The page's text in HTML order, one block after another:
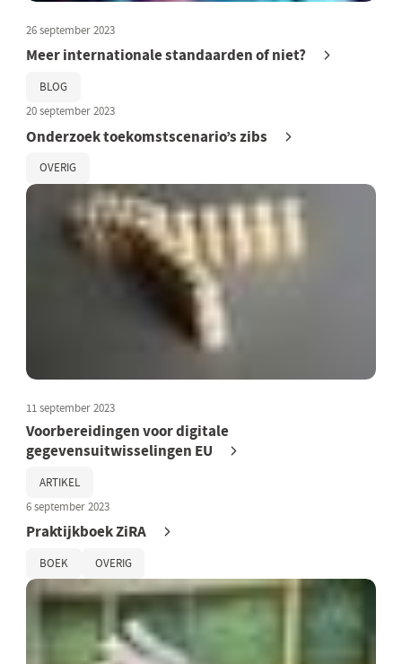
26 september 2023
Meer internationale standaarden of niet?
BLOG
20 september 2023
Onderzoek toekomstscenario’s zibs
OVERIG
11 september 2023
Voorbereidingen voor digitale
gegevensuitwisselingen EU
ARTIKEL
6 september 2023
Praktijkboek ZiRA
BOEK OVERIG